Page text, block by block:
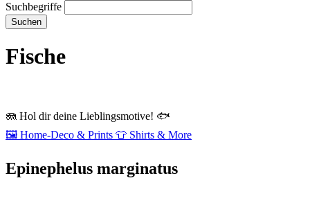
Suchbegriffe
Suchen
Fische
🪼 Hol dir deine Lieblingsmotive! 🐟
🖼️ Home‑Deco & Prints 👕 Shirts & More
Epinephelus marginatus